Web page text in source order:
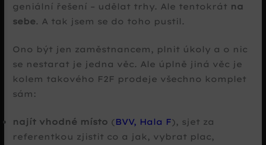
geniální řešení – udělat trhy. Ale tentokrát na
sebe. A tak jsem se do toho pustil.
Ono být jen zaměstnancem, plnit úkoly a o nic
se nestarat je jedna věc. Ale úplně jiná věc je
kolem takového F2F prodeje všechno komplet
sám:
najít vhodné místo ( BVV, Hala F), sjet za
referentkou zjistit co a jak, vybrat plac,